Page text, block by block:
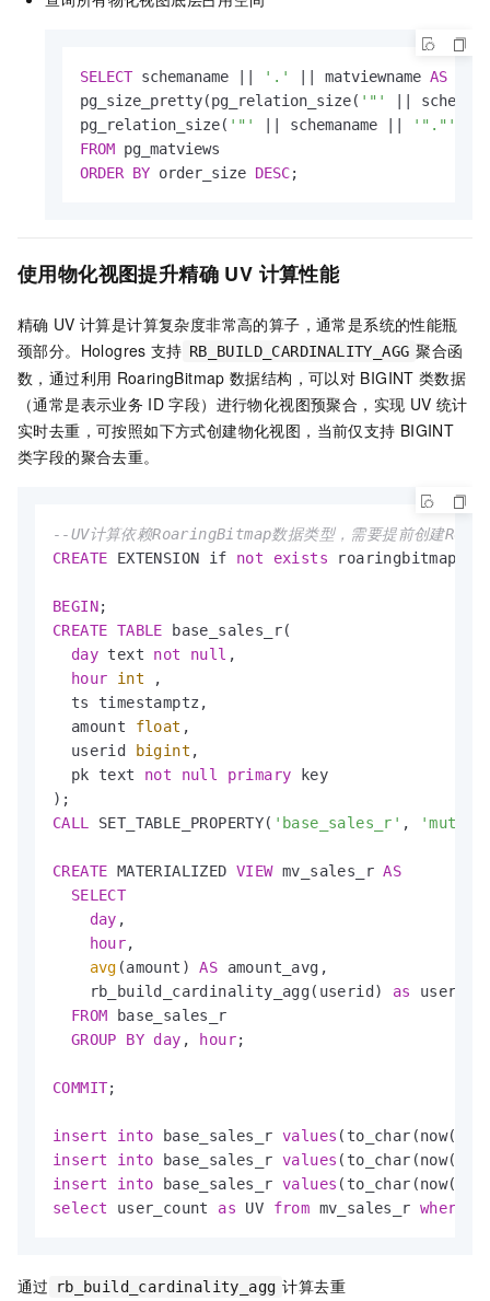
SELECT schemaname '.' matviewname AS
pg_size_pretty(pg_relation_size( '"'
pg_relation_size( '"' schemaname '"."'
FROM
ORDER BY order_size DESC;
使用物化视图提升精确 UV 计算性能
精确 UV 计算是计算复杂度非常高的算子，通常是系统的性能瓶
颈部分。Hologres 支持 RB_BUILD_CARDINALITY_AGG 聚合函
数，通过利用 RoaringBitmap 数据结构，可以对 BIGINT 类数据
（通常是表示业务 ID 字段）进行物化视图预聚合，实现 UV 统计
实时去重，可按照如下方式创建物化视图，当前仅支持 BIGINT
类字段的聚合去重。
--UV计算依赖RoaringBitmap数据类型，需要提前创建
CREATE EXTENSION if not exists roaringbitmap;
BEGIN
CREATE TABLE base_sales_r(
day text not null ,
hour
int ,
  ts timestamptz,
  amount
float ,
  userid
bigint ,
  pk text
not null primary key
CALL SET_TABLE_PROPERTY( 'base_sales_r' ,
CREATE MATERIALIZED VIEW mv_sales_r AS
SELECT
day ,
hour,
avg (amount) AS amount_avg,
    rb_build_cardinality_agg(userid)
as
FROM base_sales_r
GROUP
BY day , hour;
COMMIT;
insert into base_sales_r values (to_char(now(),
insert
into base_sales_r values (to_char(now(),
insert
into base_sales_r values (to_char(now(),
select user_count as UV from mv_sales_r where
通过 rb_build_cardinality_agg 计算去重